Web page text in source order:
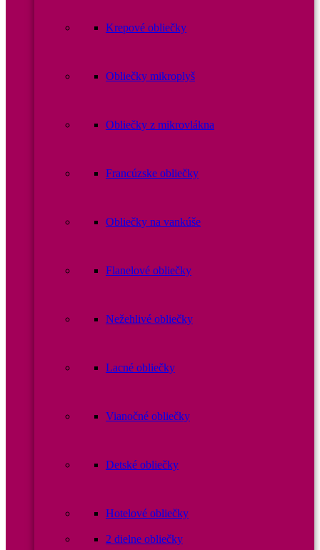
Krepové obliečky
Obliečky mikroplyš
Obliečky z mikrovlákna
Francúzske obliečky
Obliečky na vankúše
Flanelové obliečky
Nežehlivé obliečky
Lacné obliečky
Vianočné obliečky
Detské obliečky
Hotelové obliečky
2 dielne obliečky